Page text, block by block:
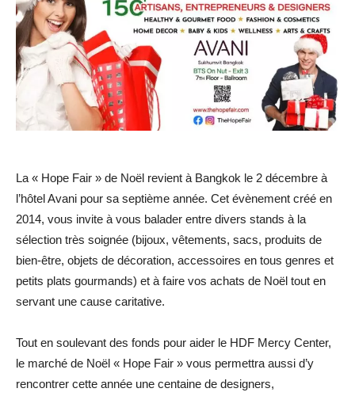
La « Hope Fair » de Noël revient à Bangkok le 2 décembre à
l’hôtel Avani pour sa septième année. Cet évènement créé en
2014, vous invite à vous balader entre divers stands à la
sélection très soignée (bijoux, vêtements, sacs, produits de
bien-être, objets de décoration, accessoires en tous genres et
petits plats gourmands) et à faire vos achats de Noël tout en
servant une cause caritative.
Tout en soulevant des fonds pour aider le HDF Mercy Center,
le marché de Noël « Hope Fair » vous permettra aussi d’y
rencontrer cette année une centaine de designers,